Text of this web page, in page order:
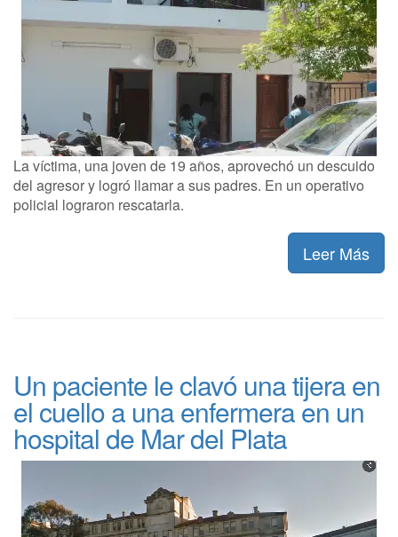
La víctima, una joven de 19 años, aprovechó un descuido
del agresor y logró llamar a sus padres. En un operativo
policial lograron rescatarla.
Leer Más
Un paciente le clavó una tijera en
el cuello a una enfermera en un
hospital de Mar del Plata